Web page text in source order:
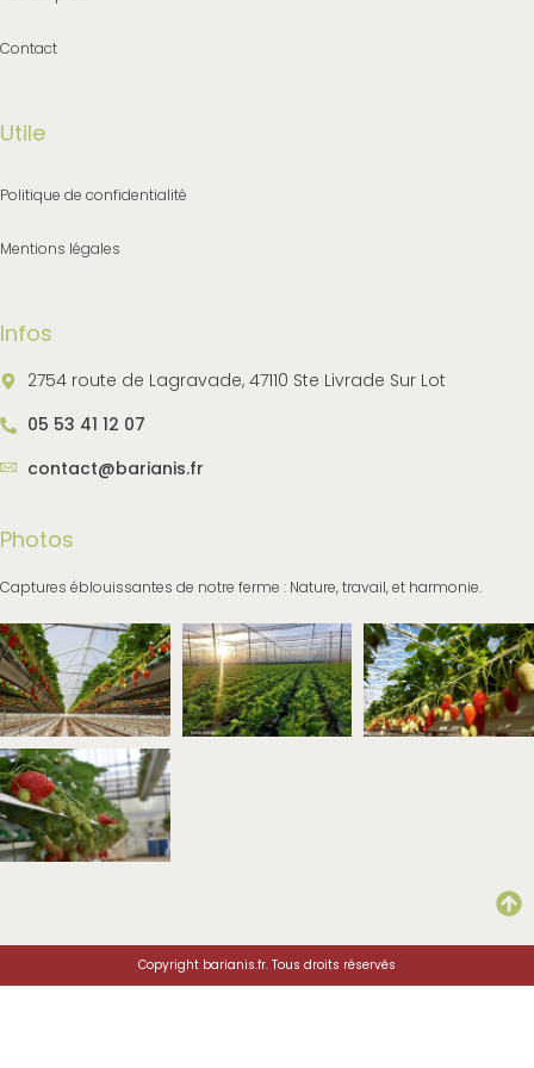
Contact
Utile
Politique de confidentialité
Mentions légales
Infos
2754 route de Lagravade, 47110 Ste Livrade Sur Lot
05 53 41 12 07
contact@barianis.fr
Photos
Captures éblouissantes de notre ferme : Nature, travail, et harmonie.
Copyright barianis.fr. Tous droits réservés